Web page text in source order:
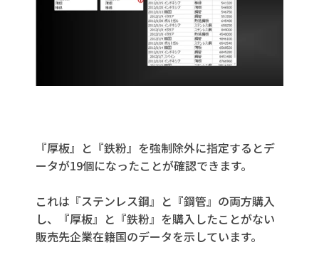
『厚板』と『鉄粉』を強制除外に指定するとデ
ータが19個になったことが確認できます。
これは『ステンレス鋼』と『鋼管』の両方購入
し、『厚板』と『鉄粉』を購入したことがない
販売先企業在籍国のデータを示しています。